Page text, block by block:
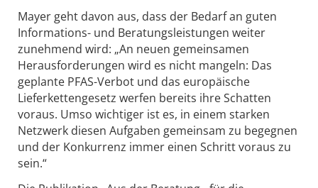
Mayer geht davon aus, dass der Bedarf an guten
Informations- und Beratungsleistungen weiter
zunehmend wird: „An neuen gemeinsamen
Herausforderungen wird es nicht mangeln: Das
geplante PFAS-Verbot und das europäische
Lieferkettengesetz werfen bereits ihre Schatten
voraus. Umso wichtiger ist es, in einem starken
Netzwerk diesen Aufgaben gemeinsam zu begegnen
und der Konkurrenz immer einen Schritt voraus zu
sein.“